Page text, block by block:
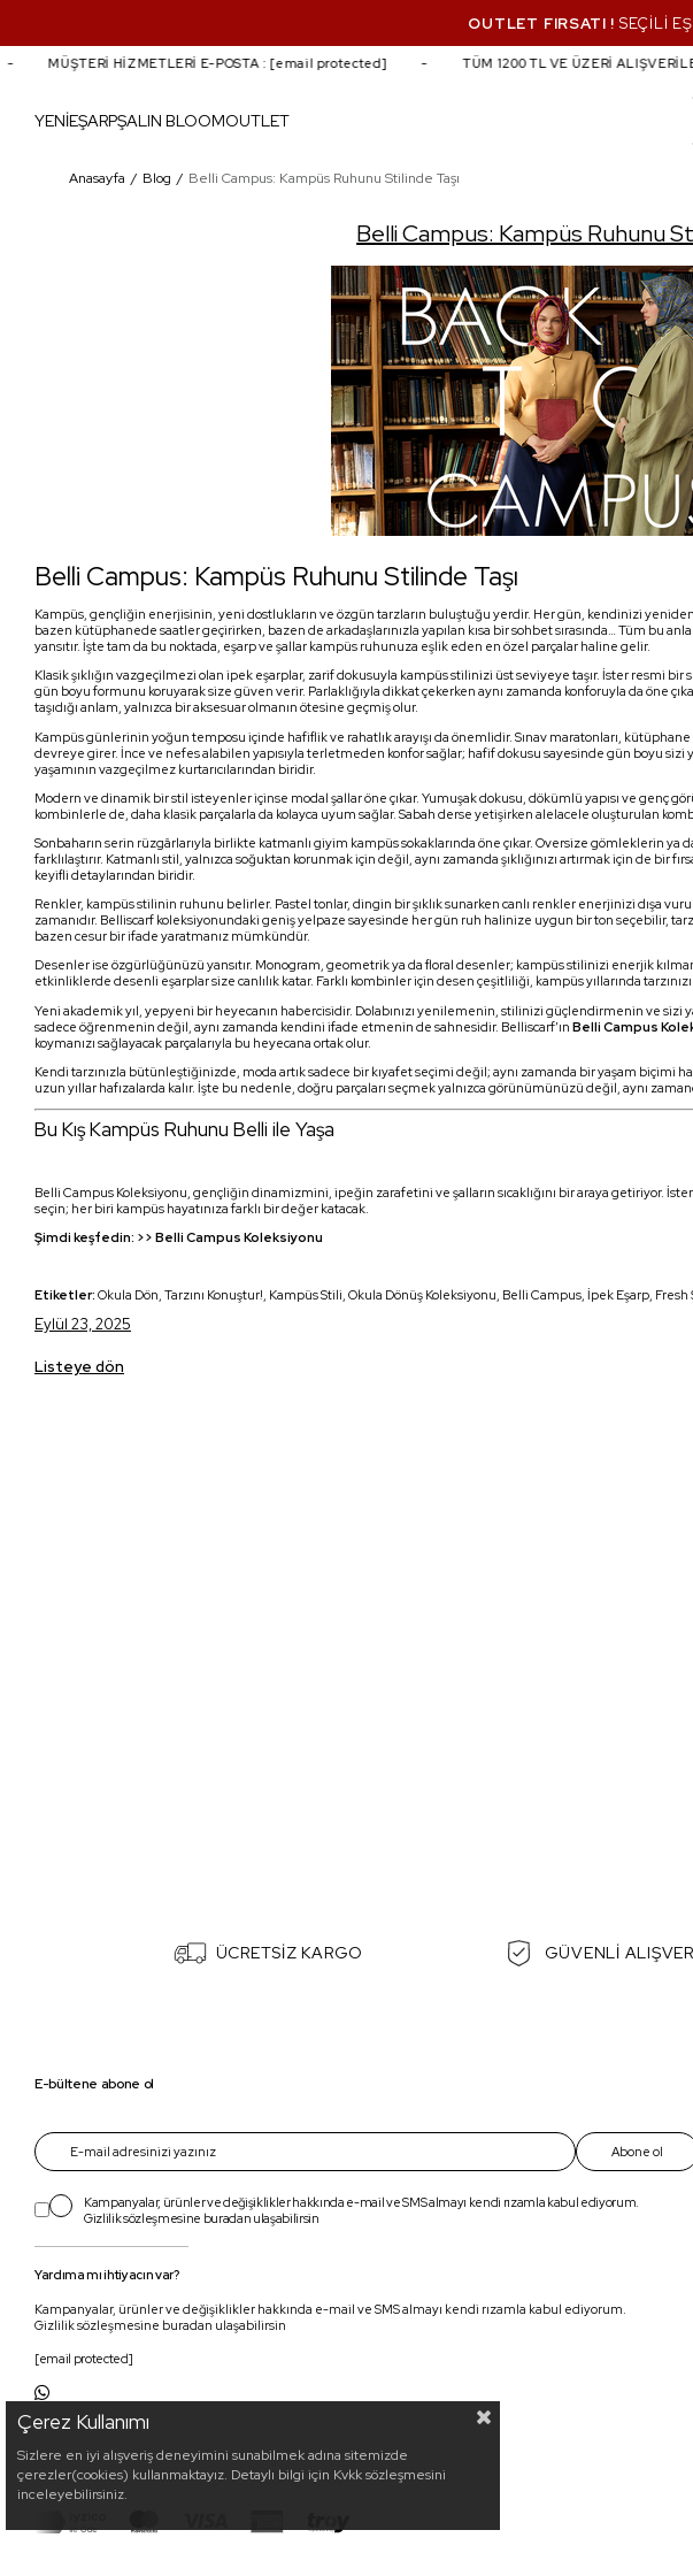
OUTLET FIRSATI ! SEÇİLİ
YENİEŞARPŞALIN BLOOMOUTLET
MÜŞTERİ HİZMETLERİ E-POSTA :[email protected] TÜM 1200 TL VE ÜZERİ
Belli Campus: Kampüs Ruhunu Stilinde Taşı
Anasayfa Blog Belli Campus: Kampüs Ruhunu Stilinde Taşı
Belli Campus: Kampüs Ruhunu
Belli Campus: Kampüs Ruhunu Stilinde Taşı
Kampüs, gençliğin enerjisinin, yeni dostlukların ve özgün tarzların buluştuğu yerdir. Her gün, kendinizi
bazen kütüphanede saatler geçirirken, bazen de arkadaşlarınızla yapılan kısa bir sohbet sırasında… Tüm bu
yansıtır. İşte tam da bu noktada, eşarp ve şallar kampüs ruhunuza eşlik eden en özel parçalar haline gelir.
Klasik şıklığın vazgeçilmezi olan ipek eşarplar, zarif dokusuyla kampüs stilinizi üst seviyeye taşır. İster resmi
gün boyu formunu koruyarak size güven verir. Parlaklığıyla dikkat çekerken aynı zamanda konforuyla da öne
taşıdığı anlam, yalnızca bir aksesuar olmanın ötesine geçmiş olur.
Kampüs günlerinin yoğun temposu içinde hafiflik ve rahatlık arayışı da önemlidir. Sınav maratonları, kütüphane
devreye girer. İnce ve nefes alabilen yapısıyla terletmeden konfor sağlar; hafif dokusu sayesinde gün boyu sizi
yaşamının vazgeçilmez kurtarıcılarından biridir.
Modern ve dinamik bir stil isteyenler içinse modal şallar öne çıkar. Yumuşak dokusu, dökümlü yapısı ve genç
kombinlerle de, daha klasik parçalarla da kolayca uyum sağlar. Sabah derse yetişirken alelacele oluşturulan
Sonbaharın serin rüzgârlarıyla birlikte katmanlı giyim kampüs sokaklarında öne çıkar. Oversize gömleklerin ya
farklılaştırır. Katmanlı stil, yalnızca soğuktan korunmak için değil, aynı zamanda şıklığınızı artırmak için de
keyifli detaylarından biridir.
Renkler, kampüs stilinin ruhunu belirler. Pastel tonlar, dingin bir şıklık sunarken canlı renkler enerjinizi dışa
zamanıdır. Belliscarf koleksiyonundaki geniş yelpaze sayesinde her gün ruh halinize uygun bir ton seçebilir,
bazen cesur bir ifade yaratmanız mümkündür.
Desenler ise özgürlüğünüzü yansıtır. Monogram, geometrik ya da floral desenler; kampüs stilinizi enerjik
etkinliklerde desenli eşarplar size canlılık katar. Farklı kombinler için desen çeşitliliği, kampüs yıllarında
Yeni akademik yıl, yepyeni bir heyecanın habercisidir. Dolabınızı yenilemenin, stilinizi güçlendirmenin ve sizi
sadece öğrenmenin değil, aynı zamanda kendini ifade etmenin de sahnesidir. Belliscarf’ın Belli Campus
koymanızı sağlayacak parçalarıyla bu heyecana ortak olur.
Kendi tarzınızla bütünleştiğinizde, moda artık sadece bir kıyafet seçimi değil; aynı zamanda bir yaşam biçimi
uzun yıllar hafızalarda kalır. İşte bu nedenle, doğru parçaları seçmek yalnızca görünümünüzü değil, aynı
Bu Kış Kampüs Ruhunu Belli ile Yaşa
Belli Campus Koleksiyonu, gençliğin dinamizmini, ipeğin zarafetini ve şalların sıcaklığını bir araya getiriyor.
seçin; her biri kampüs hayatınıza farklı bir değer katacak.
Şimdi keşfedin: >> Belli Campus Koleksiyonu
Etiketler: Okula Dön, Tarzını Konuştur!, Kampüs Stili, Okula Dönüş Koleksiyonu, Belli Campus, İpek Eşarp, Fresh
Eylül 23, 2025
Listeye dön
ÜCRETSİZ KARGO GÜVENLİ
E-bültene abone ol
Abone ol
Kampanyalar, ürünler ve değişiklikler hakkında e-mail ve SMS almayı kendi rızamla kabul ediyorum.
Gizlilik sözleşmesine buradan ulaşabilirsin
Yardıma mı ihtiyacın var?
Kampanyalar, ürünler ve değişiklikler hakkında e-mail ve SMS almayı kendi rızamla kabul ediyorum.
Gizlilik sözleşmesine buradan ulaşabilirsin
[email protected]
Çerez Kullanımı
Sizlere en iyi alışveriş deneyimini sunabilmek adına sitemizde
çerezler(cookies) kullanmaktayız. Detaylı bilgi için Kvkk sözleşmesini
inceleyebilirsiniz.